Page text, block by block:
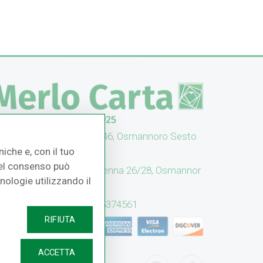
UFFICI: V. Senna 44/46, Osmannoro Sesto
(FI)
CASH & CARRY: V. Senna 26/28, Osmannor
F.no (FI)
Assistenza: (+39) 055374561
e, con il tuo
consenso può
utilizzando il
RIFIUTA
ACCETTA